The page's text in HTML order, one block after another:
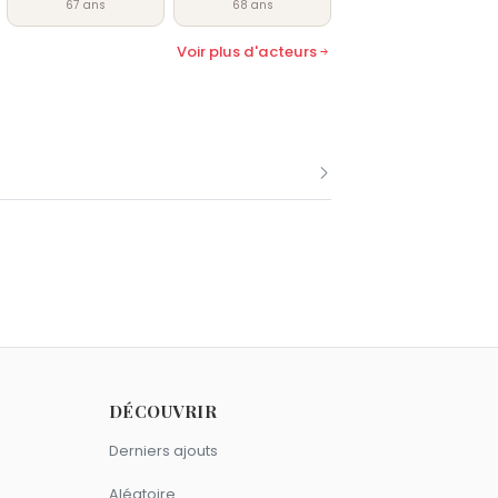
67 ans
68 ans
Voir plus d'acteurs
DÉCOUVRIR
Derniers ajouts
Aléatoire